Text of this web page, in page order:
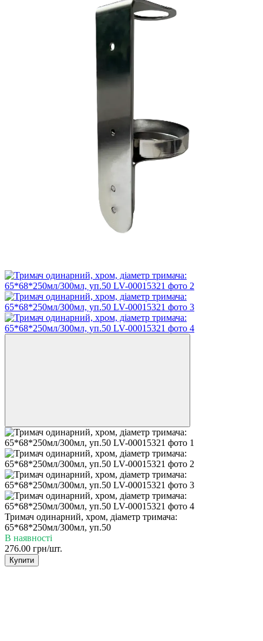
Тримач одинарний, хром, діаметр тримача:
65*68*250мл/300мл, уп.50
В наявності
276.00 грн/шт.
Купити